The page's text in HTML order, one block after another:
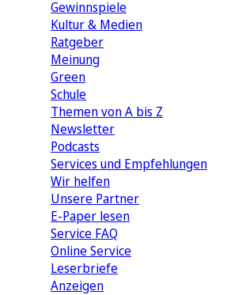
Gewinnspiele
Kultur & Medien
Ratgeber
Meinung
Green
Schule
Themen von A bis Z
Newsletter
Podcasts
Services und Empfehlungen
Wir helfen
Unsere Partner
E-Paper lesen
Service FAQ
Online Service
Leserbriefe
Anzeigen